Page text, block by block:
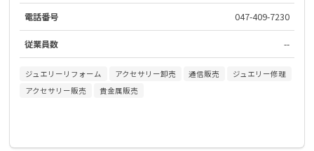
電話番号 047-409-7230
従業員数 --
ジュエリーリフォーム アクセサリー卸売 通信販売
ジュエリー修理
アクセサリー販売
貴金属販売